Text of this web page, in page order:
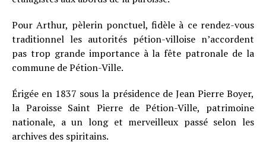
Pour Arthur, pèlerin ponctuel, fidèle à ce rendez-vous
traditionnel les autorités pétion-villoise n’accordent
pas trop grande importance à la fête patronale de la
commune de Pétion-Ville.
Érigée en 1837 sous la présidence de Jean Pierre Boyer,
la Paroisse Saint Pierre de Pétion-Ville, patrimoine
nationale, a un long et merveilleux passé selon les
archives des spiritains.